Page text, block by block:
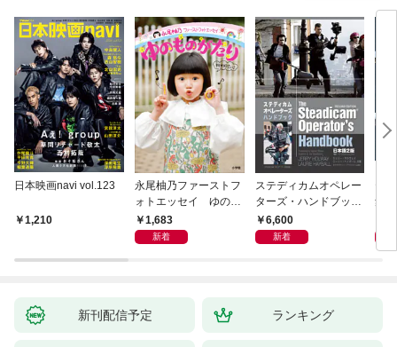
日本映画navi vol.123
1,210
永尾柚乃ファーストフ
ォトエッセイ ゆのも
のがたり
1,683
新着
ステディカムオペレー
ターズ・ハンドブック
日本語版 電子版 第２
版
6,600
新着
集
ウ
【
新刊配信予定 ランキング